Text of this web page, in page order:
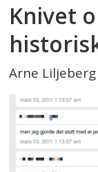
Knivet
Arne